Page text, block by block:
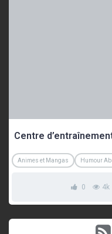
Centre
Animes et Mangas Humour
0 4k